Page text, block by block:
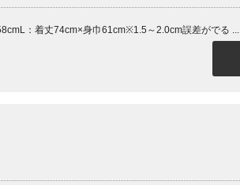
：着丈74cm×身巾61cm※1.5～2.0cm誤差がでる ...